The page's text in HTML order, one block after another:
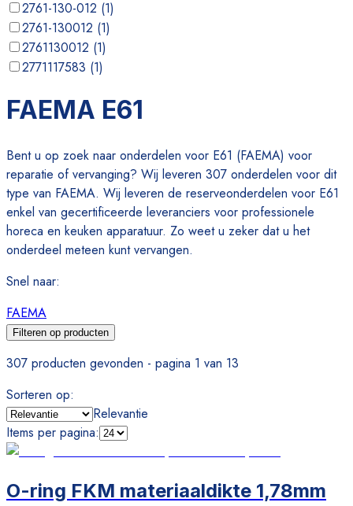
2761-130-012 (1)
2761-130012 (1)
2761130012 (1)
2771117583 (1)
3541-135 078
1)
FAEMA E61
Bent u op zoek naar onderdelen voor E61 (FAEMA) voor
reparatie of vervanging? Wij leveren 307 onderdelen voor dit
type van FAEMA. Wij leveren de reserveonderdelen voor E61
enkel van gecertificeerde leveranciers voor professionele
horeca en keuken apparatuur. Zo weet u zeker dat u het
onderdeel meteen kunt vervangen.
Snel naar:
FAEMA
Filteren op producten
307 producten gevonden - pagina 1 van 13
Sorteren op:
Relevantie
Items per pagina:
O-ring FKM materiaaldikte 1,78mm